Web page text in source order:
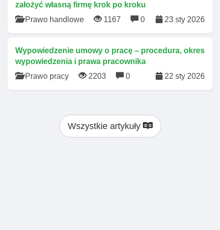
założyć własną firmę krok po kroku
Prawo handlowe
1167 0 23 sty 2026
Wypowiedzenie umowy o pracę – procedura, okres
wypowiedzenia i prawa pracownika
Prawo pracy
2203 0 22 sty 2026
Wszystkie artykuły